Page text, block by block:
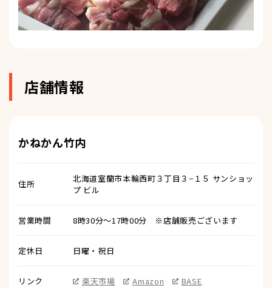
店舗情報
かねかん竹内
住所
北海道室蘭市本輪西町３丁目３−１５ サンショッ
プ ビル
営業時間 8時30分～17時00分 ※店舗販売ございます
定休日 日曜・祝日
リンク 楽天市場 Amazon BASE